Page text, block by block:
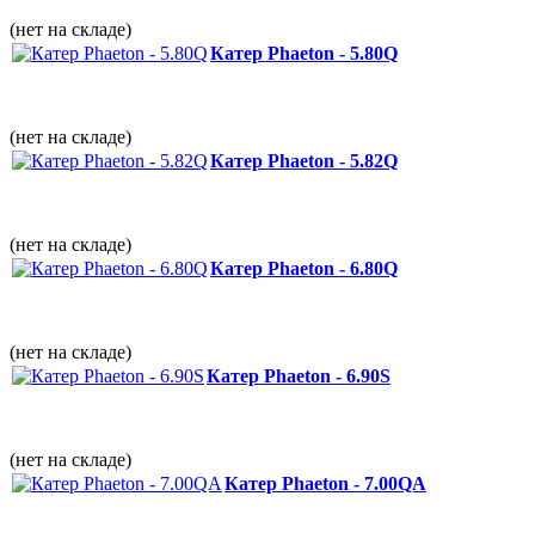
(нет на складе)
Катер Phaeton - 5.80Q
(нет на складе)
Катер Phaeton - 5.82Q
(нет на складе)
Катер Phaeton - 6.80Q
(нет на складе)
Катер Phaeton - 6.90S
(нет на складе)
Катер Phaeton - 7.00QА